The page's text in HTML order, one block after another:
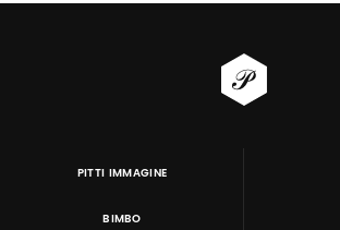
PITTI IMMAGINE
BIMBO